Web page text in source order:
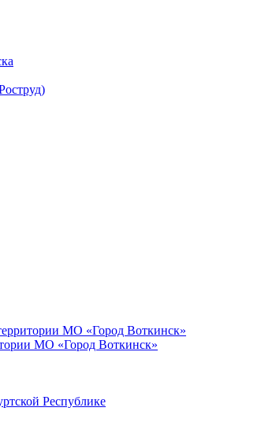
МО «Город Воткинск»
МО «Город Воткинск»
Республике